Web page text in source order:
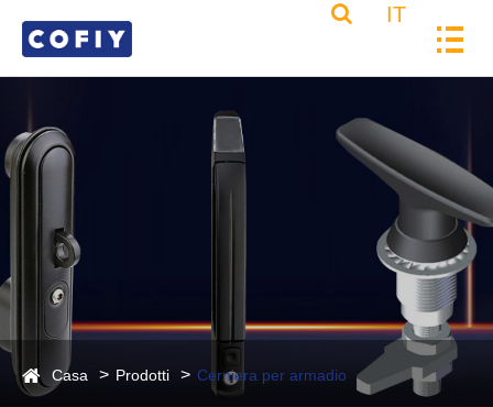
IT
Casa Prodotti Cerniera per armadio